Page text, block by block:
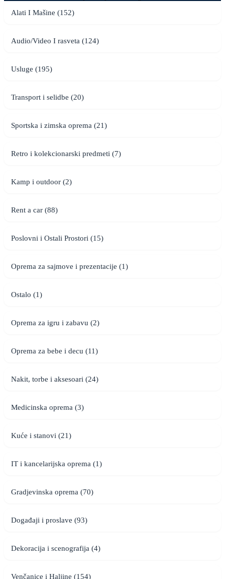
Alati I Mašine (152)
Audio/Video I rasveta (124)
Usluge (195)
Transport i selidbe (20)
Sportska i zimska oprema (21)
Retro i kolekcionarski predmeti (7)
Kamp i outdoor (2)
Rent a car (88)
Poslovni i Ostali Prostori (15)
Oprema za sajmove i prezentacije (1)
Ostalo (1)
Oprema za igru i zabavu (2)
Oprema za bebe i decu (11)
Nakit, torbe i aksesoari (24)
Medicinska oprema (3)
Kuće i stanovi (21)
IT i kancelarijska oprema (1)
Gradjevinska oprema (70)
Događaji i proslave (93)
Dekoracija i scenografija (4)
Venčanice i Haljine (154)